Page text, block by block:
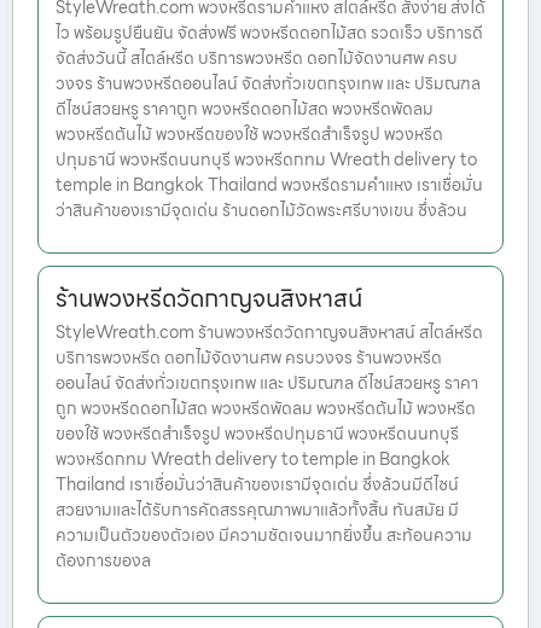
StyleWreath.com พวงหรีดรามคำแหง สไตล์หรีด สั่งง่าย ส่งได้
ไว พร้อมรูปยืนยัน จัดส่งฟรี พวงหรีดดอกไม้สด รวดเร็ว บริการดี
จัดส่งวันนี้ สไตล์หรีด บริการพวงหรีด ดอกไม้จัดงานศพ ครบ
วงจร ร้านพวงหรีดออนไลน์ จัดส่งทั่วเขตกรุงเทพ และ ปริมณฑล
ดีไซน์สวยหรู ราคาถูก พวงหรีดดอกไม้สด พวงหรีดพัดลม
พวงหรีดต้นไม้ พวงหรีดของใช้ พวงหรีดสำเร็จรูป พวงหรีด
ปทุมธานี พวงหรีดนนทบุรี พวงหรีดกทม Wreath delivery to
temple in Bangkok Thailand พวงหรีดรามคำแหง เราเชื่อมั่น
ว่าสินค้าของเรามีจุดเด่น ร้านดอกไม้วัดพระศรีบางเขน ซึ่งล้วน
ร้านพวงหรีดวัดกาญจนสิงหาสน์
StyleWreath.com ร้านพวงหรีดวัดกาญจนสิงหาสน์ สไตล์หรีด
บริการพวงหรีด ดอกไม้จัดงานศพ ครบวงจร ร้านพวงหรีด
ออนไลน์ จัดส่งทั่วเขตกรุงเทพ และ ปริมณฑล ดีไซน์สวยหรู ราคา
ถูก พวงหรีดดอกไม้สด พวงหรีดพัดลม พวงหรีดต้นไม้ พวงหรีด
ของใช้ พวงหรีดสำเร็จรูป พวงหรีดปทุมธานี พวงหรีดนนทบุรี
พวงหรีดกทม Wreath delivery to temple in Bangkok
Thailand เราเชื่อมั่นว่าสินค้าของเรามีจุดเด่น ซึ่งล้วนมีดีไซน์
สวยงามและได้รับการคัดสรรคุณภาพมาแล้วทั้งสิ้น ทันสมัย มี
ความเป็นตัวของตัวเอง มีความชัดเจนมากยิ่งขึ้น สะท้อนความ
ต้องการของล